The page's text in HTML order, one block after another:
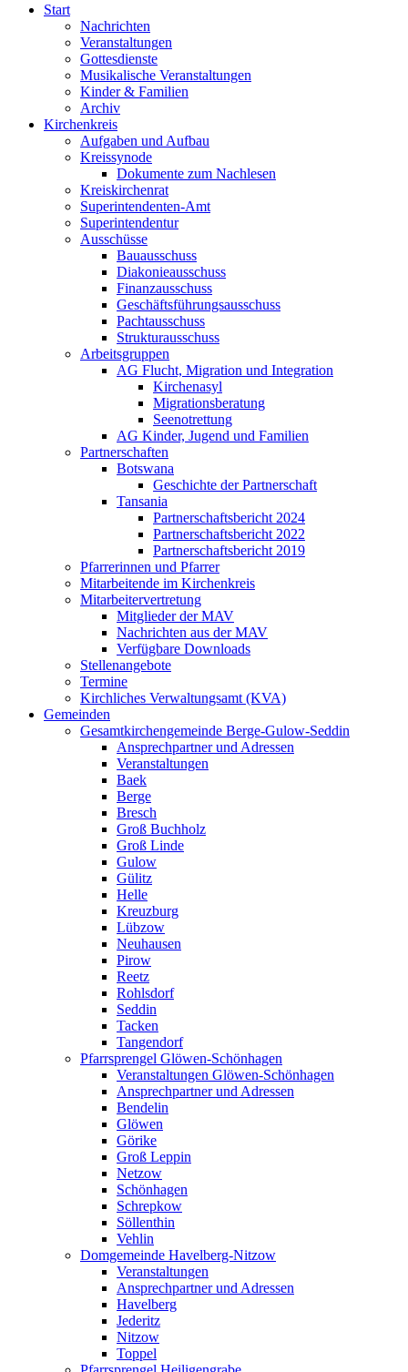
Start
Nachrichten
Veranstaltungen
Gottesdienste
Musikalische Veranstaltungen
Kinder & Familien
Archiv
Kirchenkreis
Aufgaben und Aufbau
Kreissynode
Dokumente zum Nachlesen
Kreiskirchenrat
Superintendenten-Amt
Superintendentur
Ausschüsse
Bauausschuss
Diakonieausschuss
Finanzausschuss
Geschäftsführungsausschuss
Pachtausschuss
Strukturausschuss
Arbeitsgruppen
AG Flucht, Migration und Integration
Kirchenasyl
Migrationsberatung
Seenotrettung
AG Kinder, Jugend und Familien
Partnerschaften
Botswana
Geschichte der Partnerschaft
Tansania
Partnerschaftsbericht 2024
Partnerschaftsbericht 2022
Partnerschaftsbericht 2019
Pfarrerinnen und Pfarrer
Mitarbeitende im Kirchenkreis
Mitarbeitervertretung
Mitglieder der MAV
Nachrichten aus der MAV
Verfügbare Downloads
Stellenangebote
Termine
Kirchliches Verwaltungsamt (KVA)
Gemeinden
Gesamtkirchengemeinde Berge-Gulow-Seddin
Ansprechpartner und Adressen
Veranstaltungen
Baek
Berge
Bresch
Groß Buchholz
Groß Linde
Gulow
Gülitz
Helle
Kreuzburg
Lübzow
Neuhausen
Pirow
Reetz
Rohlsdorf
Seddin
Tacken
Tangendorf
Pfarrsprengel Glöwen-Schönhagen
Veranstaltungen Glöwen-Schönhagen
Ansprechpartner und Adressen
Bendelin
Glöwen
Görike
Groß Leppin
Netzow
Schönhagen
Schrepkow
Söllenthin
Vehlin
Domgemeinde Havelberg-Nitzow
Veranstaltungen
Ansprechpartner und Adressen
Havelberg
Jederitz
Nitzow
Toppel